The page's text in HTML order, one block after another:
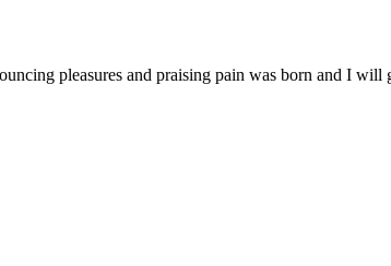
pleasures and praising pain was born and I